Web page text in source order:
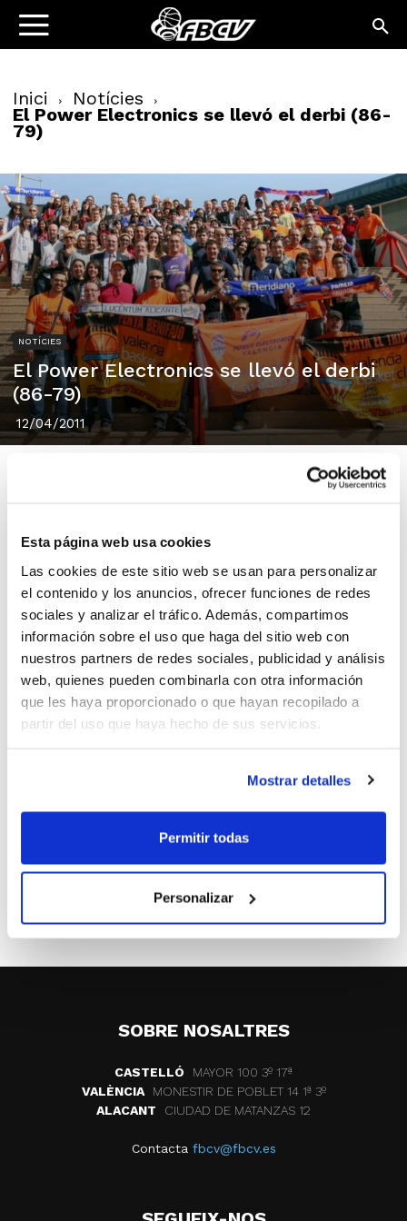
Esta página web usa cookies
Las cookies de este sitio web se usan para personalizar
el contenido y los anuncios, ofrecer funciones de redes
sociales y analizar el tráfico. Además, compartimos
información sobre el uso que haga del sitio web con
nuestros partners de redes sociales, publicidad y análisis
web, quienes pueden combinarla con otra información
que les haya proporcionado o que hayan recopilado a
partir del uso que haya hecho de sus servicios.
Mostrar detalles
Permitir todas
Personalizar
Inici Notícies
El Power Electronics se llevó el derbi (86-
79)
NOTÍCIES
El Power Electronics se llevó el derbi
(86-79)
12/04/2011
El Power Electronics Valencia se impuso al Meridiano
Valenciana (86-79), lo que le permite mantener la
tercera plaza de la clasificación. El equipo alicantino
plantó cara en todo momento y llegó a ponerse por
delante en el marcador, pero en la segunda parte no
pudo frenar el potencial de los jugadores interiores del
conjunto valenciano.
Uno de los aspectos más destacados del partido fue el
ambos clubes, a los que se sumaron diversos medios
power electronics
SOBRE NOSALTRES
CASTELLÓ
MAYOR 100 3º 17ª
VALÈNCIA
MONESTIR DE POBLET 14 1ª 3º
ALACANT
CIUDAD DE MATANZAS 12
Contacta fbcv@fbcv.es